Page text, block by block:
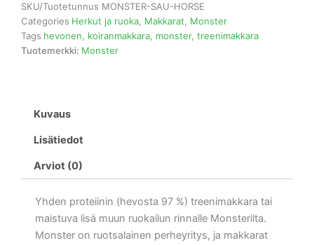
SKU/Tuotetunnus MONSTER-SAU-HORSE
Categories Herkut ja ruoka, Makkarat, Monster
Tags hevonen, koiranmakkara, monster, treenimakkara
Tuotemerkki: Monster
Kuvaus
Lisätiedot
Arviot (0)
Yhden proteiinin (hevosta 97 %) treenimakkara tai
maistuva lisä muun ruokailun rinnalle Monsterilta.
Monster on ruotsalainen perheyritys, ja makkarat